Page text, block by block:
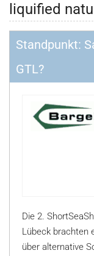
liquified
Standpunkt:
GTL?
Die 2.
Lübeck brachten
über alternative